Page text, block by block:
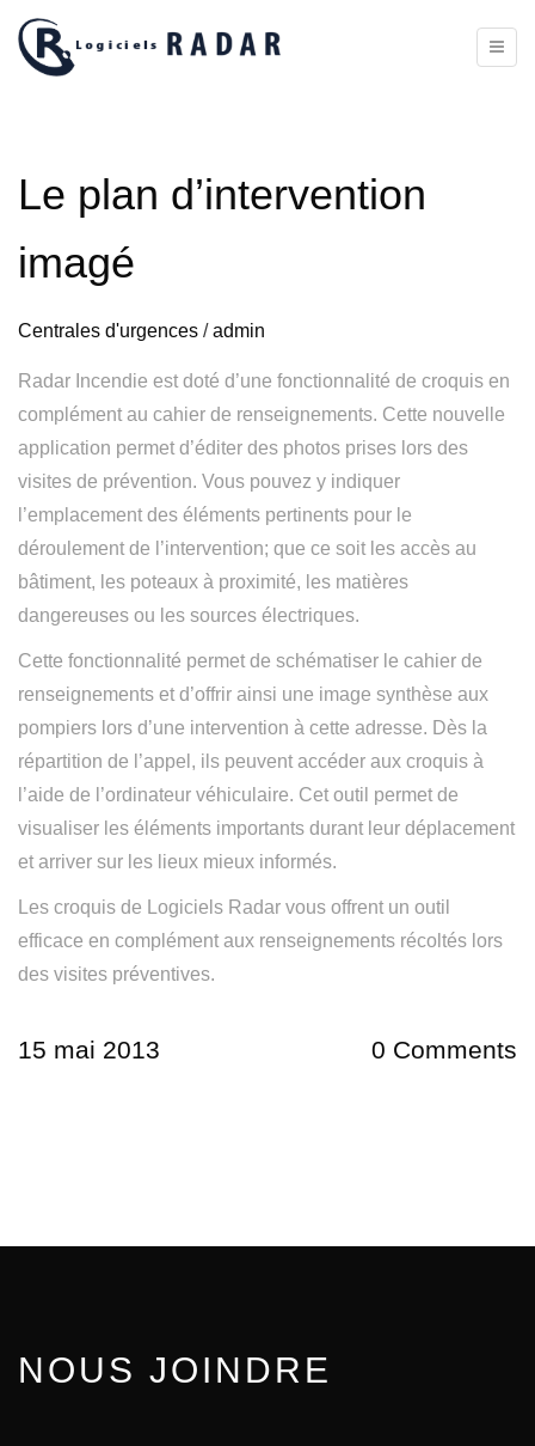
Le plan d’intervention
imagé
Centrales d'urgences /admin
Radar Incendie est doté d’une fonctionnalité de croquis en
complément au cahier de renseignements. Cette nouvelle
application permet d’éditer des photos prises lors des
visites de prévention. Vous pouvez y indiquer
l’emplacement des éléments pertinents pour le
déroulement de l’intervention; que ce soit les accès au
bâtiment, les poteaux à proximité, les matières
dangereuses ou les sources électriques.
Cette fonctionnalité permet de schématiser le cahier de
renseignements et d’offrir ainsi une image synthèse aux
pompiers lors d’une intervention à cette adresse. Dès la
répartition de l’appel, ils peuvent accéder aux croquis à
l’aide de l’ordinateur véhiculaire. Cet outil permet de
visualiser les éléments importants durant leur déplacement
et arriver sur les lieux mieux informés.
Les croquis de Logiciels Radar vous offrent un outil
efficace en complément aux renseignements récoltés lors
des visites préventives.
15 mai 2013 0 Comments
NOUS JOINDRE